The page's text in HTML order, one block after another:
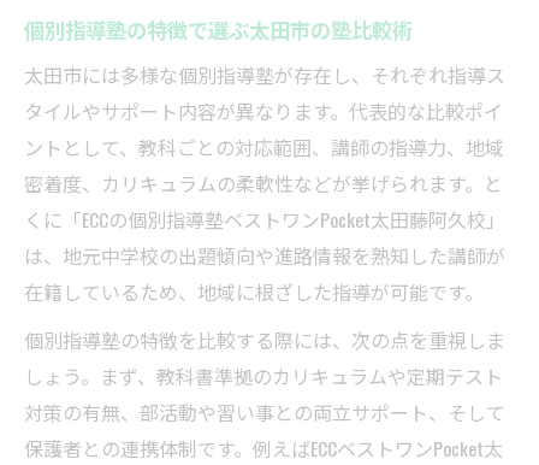
個別指導塾の指導内容で成績アップを実現する
個別指導塾が成績向上に強い理由を徹底解
説
個別指導塾でテスト対策を強化する具体策
個別指導塾の学年別指導内容と成績の関係
性
個別指導塾の1対1指導が成績アップに効く訳
個別指導塾の柔軟な対応が成績改善を後押
し
教科書に合わせた個別指導の強みとは何か
個別指導塾で教科書準拠学習が選ばれる理
個別指導塾の特徴で選ぶ太田市の塾比較術
太田市には多様な個別指導塾が存在し、それぞれ指導ス
タイルやサポート内容が異なります。代表的な比較ポイ
ントとして、教科ごとの対応範囲、講師の指導力、地域
密着度、カリキュラムの柔軟性などが挙げられます。と
くに「ECCの個別指導塾ベストワンPocket太田藤阿久校」
は、地元中学校の出題傾向や進路情報を熟知した講師が
在籍しているため、地域に根ざした指導が可能です。
個別指導塾の特徴を比較する際には、次の点を重視しま
しょう。まず、教科書準拠のカリキュラムや定期テスト
対策の有無、部活動や習い事との両立サポート、そして
保護者との連携体制です。例えばECCベストワンPocket太